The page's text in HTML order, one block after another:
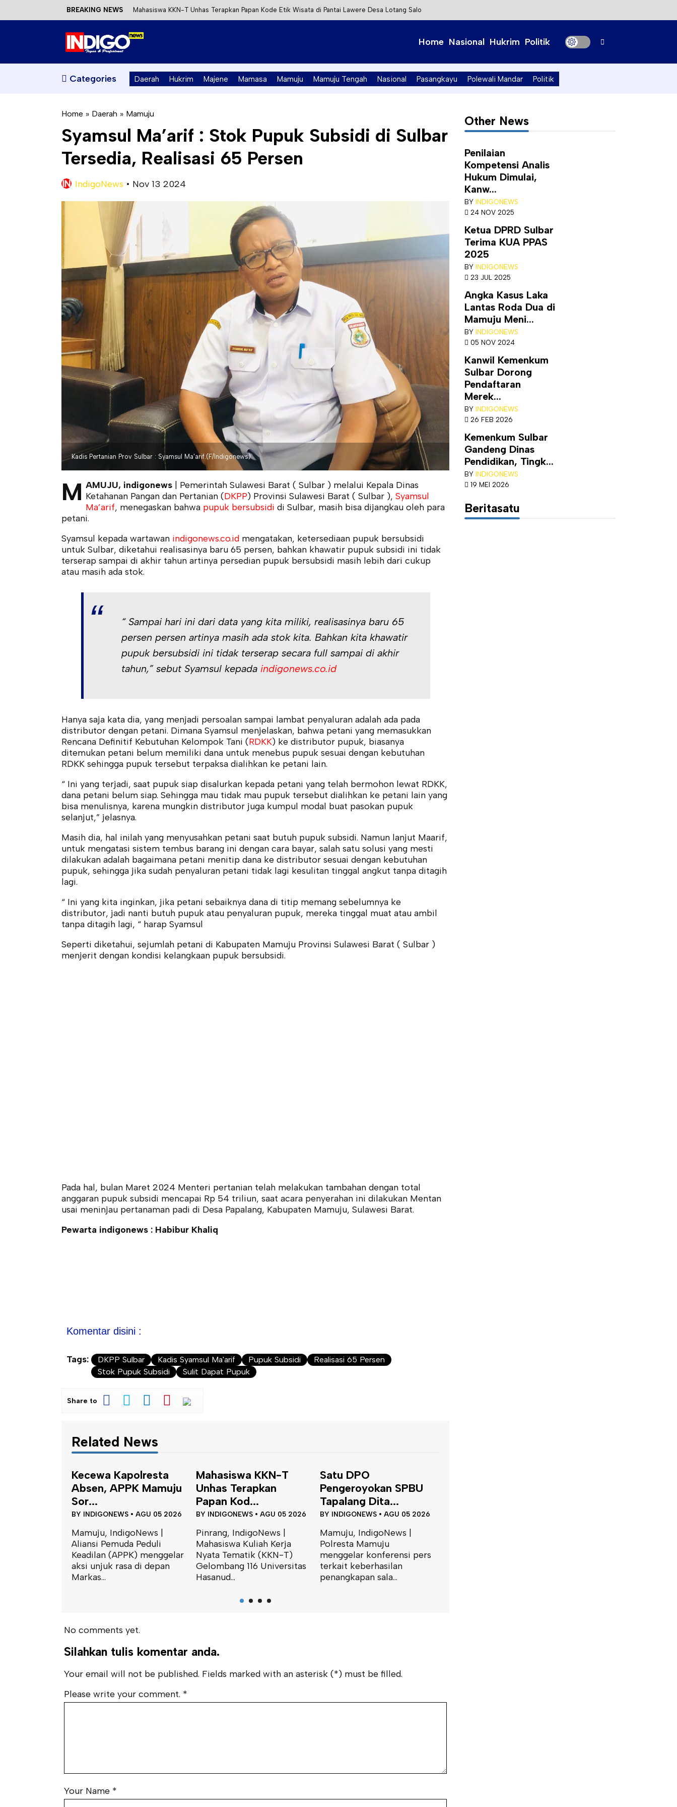
BREAKING NEWS Mahasiswa KKN-T Unhas Terapkan Papan Kode Etik Wisata di Pantai Lawere Desa Lotang Salo
Satu DPO Pengeroyokan SPBU Tapalang Ditangkap, Satu Lagi Kabur ke Kalimantan
Kecewa Kapolresta Absen, APPK Mamuju Soroti Kejanggalan Kasus Tambang Emas Ilegal
Home Nasional Hukrim Politik
Categories Daerah Hukrim Majene Mamasa Mamuju Mamuju Tengah Nasional Pasangkayu Polewali Mandar Politik
Home » Daerah » Mamuju
Syamsul Ma’arif : Stok Pupuk Subsidi di Sulbar
Tersedia, Realisasi 65 Persen
IndigoNews • Nov 13 2024
Kadis Pertanian Prov Sulbar : Syamsul Ma'arif.(F/Indigonews)
M AMUJU, indigonews | Pemerintah Sulawesi Barat ( Sulbar ) melalui Kepala Dinas
Ketahanan Pangan dan Pertanian (DKPP) Provinsi Sulawesi Barat ( Sulbar ), Syamsul
Ma’arif, menegaskan bahwa pupuk bersubsidi di Sulbar, masih bisa dijangkau oleh para
petani.
Syamsul kepada wartawan indigonews.co.id mengatakan, ketersediaan pupuk bersubsidi
untuk Sulbar, diketahui realisasinya baru 65 persen, bahkan khawatir pupuk subsidi ini tidak
terserap sampai di akhir tahun artinya persedian pupuk bersubsidi masih lebih dari cukup
atau masih ada stok.
“ Sampai hari ini dari data yang kita miliki, realisasinya baru 65
persen persen artinya masih ada stok kita. Bahkan kita khawatir
pupuk bersubsidi ini tidak terserap secara full sampai di akhir
tahun,” sebut Syamsul kepada indigonews.co.id
Hanya saja kata dia, yang menjadi persoalan sampai lambat penyaluran adalah ada pada
distributor dengan petani. Dimana Syamsul menjelaskan, bahwa petani yang memasukkan
Rencana Definitif Kebutuhan Kelompok Tani (RDKK) ke distributor pupuk, biasanya
ditemukan petani belum memiliki dana untuk menebus pupuk sesuai dengan kebutuhan
RDKK sehingga pupuk tersebut terpaksa dialihkan ke petani lain.
“ Ini yang terjadi, saat pupuk siap disalurkan kepada petani yang telah bermohon lewat RDKK,
dana petani belum siap. Sehingga mau tidak mau pupuk tersebut dialihkan ke petani lain yang
bisa menulisnya, karena mungkin distributor juga kumpul modal buat pasokan pupuk
selanjut,” jelasnya.
Masih dia, hal inilah yang menyusahkan petani saat butuh pupuk subsidi. Namun lanjut Maarif,
untuk mengatasi sistem tembus barang ini dengan cara bayar, salah satu solusi yang mesti
dilakukan adalah bagaimana petani menitip dana ke distributor sesuai dengan kebutuhan
pupuk, sehingga jika sudah penyaluran petani tidak lagi kesulitan tinggal angkut tanpa ditagih
lagi.
“ Ini yang kita inginkan, jika petani sebaiknya dana di titip memang sebelumnya ke
distributor, jadi nanti butuh pupuk atau penyaluran pupuk, mereka tinggal muat atau ambil
tanpa ditagih lagi, “ harap Syamsul
Seperti diketahui, sejumlah petani di Kabupaten Mamuju Provinsi Sulawesi Barat ( Sulbar )
menjerit dengan kondisi kelangkaan pupuk bersubsidi.
Pada hal, bulan Maret 2024 Menteri pertanian telah melakukan tambahan dengan total
anggaran pupuk subsidi mencapai Rp 54 triliun, saat acara penyerahan ini dilakukan Mentan
usai meninjau pertanaman padi di Desa Papalang, Kabupaten Mamuju, Sulawesi Barat.
Pewarta indigonews : Habibur Khaliq
Komentar disini :
Tags: DKPP Sulbar Kadis Syamsul Ma'arif Pupuk Subsidi
Realisasi 65 Persen
Stok Pupuk Subsidi
Sulit Dapat Pupuk
Share to
Related News
Kecewa Kapolresta
Absen, APPK Mamuju
Sor...
BY INDIGONEWS • AGU 05 2026
Mamuju, IndigoNews |
Aliansi Pemuda Peduli
Keadilan (APPK) menggelar
aksi unjuk rasa di depan
Markas...
Mahasiswa KKN-T
Unhas Terapkan
Papan Kod...
BY INDIGONEWS • AGU 05 2026
Pinrang, IndigoNews |
Mahasiswa Kuliah Kerja
Nyata Tematik (KKN-T)
Gelombang 116 Universitas
Hasanud...
Satu DPO
Pengeroyokan SPBU
Tapalang Dita...
BY INDIGONEWS •AGU 05 2026
Mamuju, IndigoNews |
Polresta Mamuju
menggelar konferensi pers
terkait keberhasilan
penangkapan sala...
No comments yet.
Silahkan tulis komentar anda.
Your email will not be published. Fields marked with an asterisk (*) must be filled.
Please write your comment. *
Your Name *
Other News
Penilaian
Kompetensi Analis
Hukum Dimulai,
Kanw...
BY INDIGONEWS
24 NOV 2025
Ketua DPRD Sulbar
Terima KUA PPAS
2025
BY INDIGONEWS
23 JUL 2025
Angka Kasus Laka
Lantas Roda Dua di
Mamuju Meni...
BY INDIGONEWS
05 NOV 2024
Kanwil Kemenkum
Sulbar Dorong
Pendaftaran
Merek...
BY INDIGONEWS
26 FEB 2026
Kemenkum Sulbar
Gandeng Dinas
Pendidikan, Tingk...
BY INDIGONEWS
19 MEI 2026
Beritasatu